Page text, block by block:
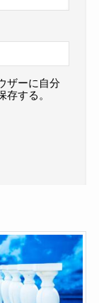
ザーに自分
する。